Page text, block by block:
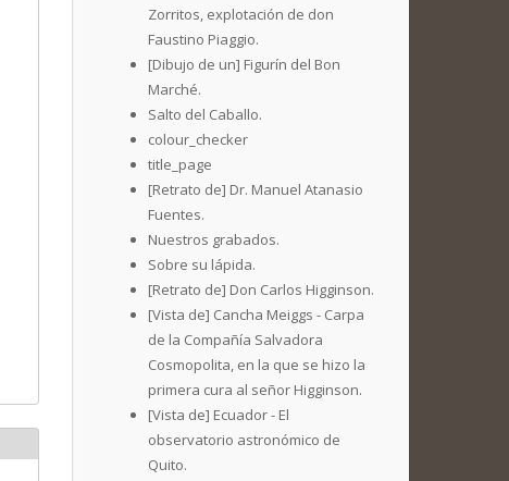
Zorritos, explotación de don
Faustino Piaggio.
[Dibujo de un] Figurín del Bon
Marché.
Salto del Caballo.
colour_checker
title_page
[Retrato de] Dr. Manuel Atanasio
Fuentes.
Nuestros grabados.
Sobre su lápida.
[Retrato de] Don Carlos Higginson.
[Vista de] Cancha Meiggs - Carpa
de la Compañía Salvadora
Cosmopolita, en la que se hizo la
primera cura al señor Higginson.
[Vista de] Ecuador - El
observatorio astronómico de
Quito.